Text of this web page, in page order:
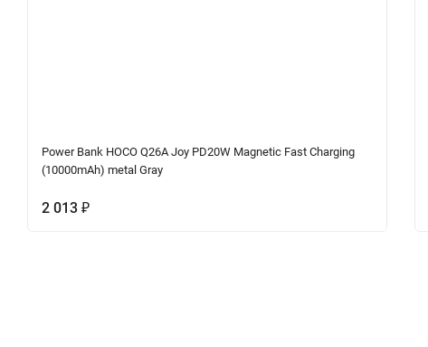
Power Bank HOCO Q26A Joy PD20W Magnetic Fast Charging
(10000mAh) metal Gray
2 013 ₽